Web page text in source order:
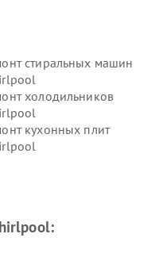
стиральных машин
холодильников
кухонных плит